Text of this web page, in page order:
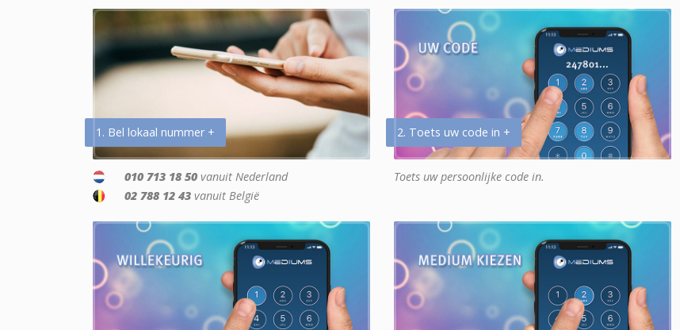
1. Bel lokaal nummer +
010 713 18 50 vanuit Nederland
02 788 12 43 vanuit België
2. Toets uw code in +
Toets uw persoonlijke code in.